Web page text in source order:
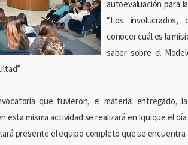
autoevaluación para
“Los
conocer cuál es la
saber sobre el
que tuvieron, el material entregado,
esta misma actividad se realizará en Iquique el
presente el equipo completo que se encuentra